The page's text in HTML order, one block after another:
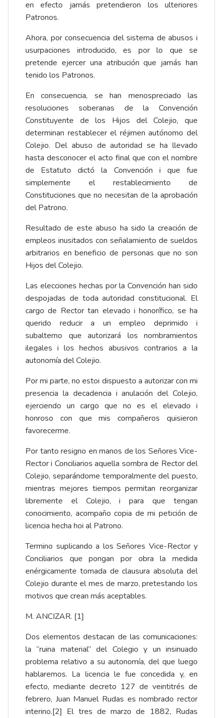
en efecto jamás pretendieron los ulteriores
Patronos.
Ahora, por consecuencia del sistema de abusos i
usurpaciones introducido, es por lo que se
pretende ejercer una atribución que jamás han
tenido los Patronos.
En consecuencia, se han menospreciado las
resoluciones soberanas de la Convención
Constituyente de los Hijos del Colejio, que
determinan restablecer el réjimen autónomo del
Colejio. Del abuso de autoridad se ha llevado
hasta desconocer el acto final que con el nombre
de Estatuto dictó la Convención i que fue
simplemente el restablecimiento de
Constituciones que no necesitan de la aprobación
del Patrono.
Resultado de este abuso ha sido la creación de
empleos inusitados con señalamiento de sueldos
arbitrarios en beneficio de personas que no son
Hijos del Colejio.
Las elecciones hechas por la Convención han sido
despojadas de toda autoridad constitucional. El
cargo de Rector tan elevado i honorífico, se ha
querido reducir a un empleo deprimido i
subalterno que autorizará los nombramientos
ilegales i los hechos abusivos contrarios a la
autonomía del Colejio.
Por mi parte, no estoi dispuesto a autorizar con mi
presencia la decadencia i anulación del Colejio,
ejerciendo un cargo que no es el elevado i
honroso con que mis compañeros quisieron
favorecerme.
Por tanto resigno en manos de los Señores Vice-
Rector i Conciliarios aquella sombra de Rector del
Colejio, separándome temporalmente del puesto,
mientras mejores tiempos permitan reorganizar
libremente el Colejio, i para que tengan
conocimiento, acompaño copia de mi petición de
licencia hecha hoi al Patrono.
Termino suplicando a los Señores Vice-Rector y
Conciliarios que pongan por obra la medida
enérgicamente tomada de clausura absoluta del
Colejio durante el mes de marzo, pretestando los
motivos que crean más aceptables.
M. ANCIZAR. [1]
Dos elementos destacan de las comunicaciones:
la “ruina material” del Colegio y un insinuado
problema relativo a su autonomía, del que luego
hablaremos. La licencia le fue concedida y, en
efecto, mediante decreto 127 de veintitrés de
febrero, Juan Manuel Rudas es nombrado rector
interino.[2] El tres de marzo de 1882, Rudas